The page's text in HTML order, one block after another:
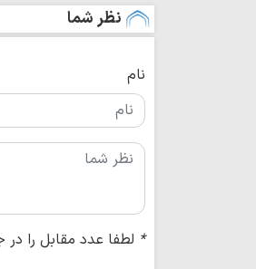
نظر شما
نام
* لطفا عدد مقابل را در